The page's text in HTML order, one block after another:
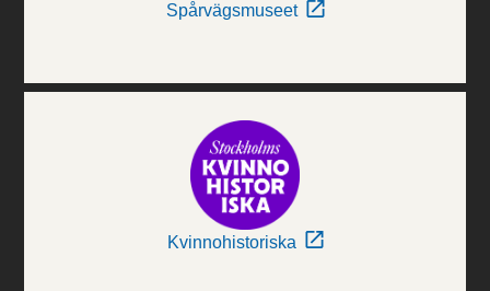
Spårvägsmuseet
Kvinnohistoriska